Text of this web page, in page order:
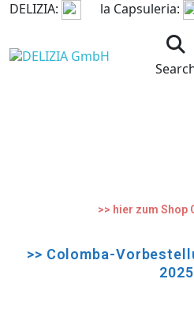
DELIZIA: la Capsuleria:
>> hier zum Shop
>> Colomba-
2025